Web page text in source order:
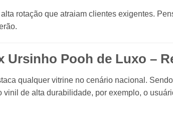
rotação que atraiam clientes exigentes.
Pooh de Luxo –
qualquer vitrine no cenário nacional.
de alta durabilidade, por exemplo, o